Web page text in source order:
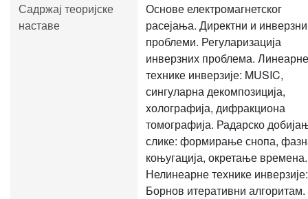
Садржај теоријске
наставе
Основе електромагнетског
расејања. Директни и инверзни
проблеми. Регуларизација
инверзних проблема. Линеарне
технике инверзије: MUSIC,
сингуларна декомпозиција,
xолографија, дифракциона
томографија. Радарско
слике: формирање снопа,
коњугација, окретање времена.
Нелинеарне технике инверзије:
Борнов итеративни алгоритам.